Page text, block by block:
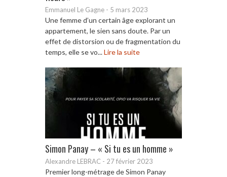
Emmanuel Le Gagne - 5 mars 2023
Une femme d’un certain âge explorant un
appartement, le sien sans doute. Par un
effet de distorsion ou de fragmentation du
temps, elle se vo...Lire la suite
Simon Panay – « Si tu es un homme »
Alexandre LEBRAC - 27 février 2023
Premier long-métrage de Simon Panay